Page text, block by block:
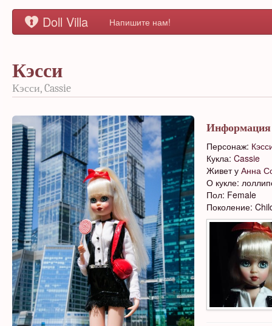
Doll Villa Напишите нам!
Кэсси
Кэсси, Cassie
Информация
Персонаж:
Кукла: Cassie
Живет у Анна
О кукле:
Пол: Female
Поколение: